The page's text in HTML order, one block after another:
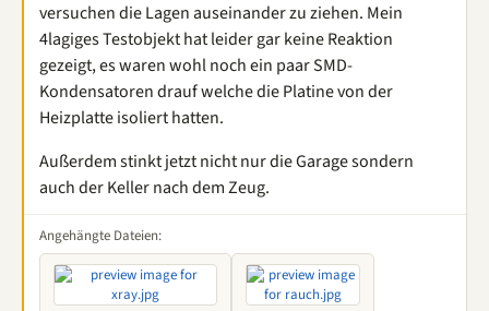
versuchen die Lagen auseinander zu ziehen. Mein
4lagiges Testobjekt hat leider gar keine Reaktion
gezeigt, es waren wohl noch ein paar SMD-
Kondensatoren drauf welche die Platine von der
Heizplatte isoliert hatten.
Außerdem stinkt jetzt nicht nur die Garage sondern
auch der Keller nach dem Zeug.
Angehängte Dateien: